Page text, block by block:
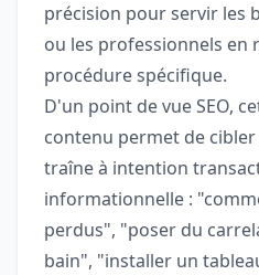
précision pour servir les
ou les professionnels en
procédure spécifique.
D'un point de vue SEO,
contenu permet de
traîne à intention
informationnelle :
perdus", "poser du
bain", "installer un